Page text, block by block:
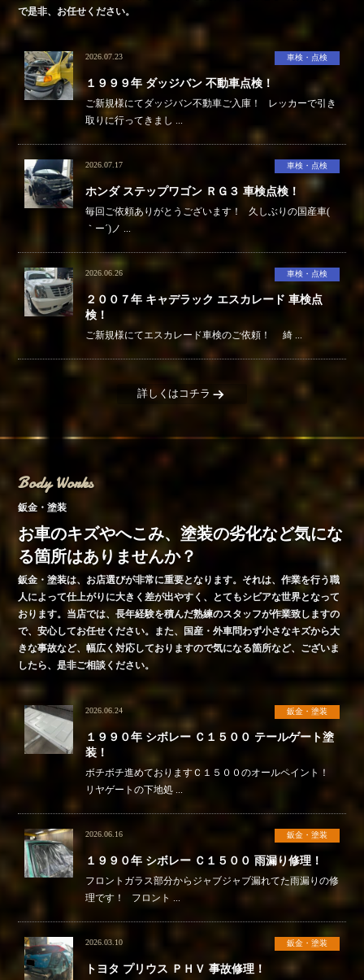
で是非、お任せください。
車検・点検
2026.07.23
１９９９年 ダッジバン 不動車点検！
ご新規様にてダッジバン不動車ご入庫！ レッカーで引き
取りに行ってきまし ...
車検・点検
2026.07.17
ホンダ ステップワゴン ＲＧ３ 車検点検！
毎回ご依頼ありがとうございます！ 久しぶりの国産車(
｀ー´)ノ ...
車検・点検
2026.06.26
２００７年 キャデラック エスカレード 車検点
検！
ご新規様にてエスカレード車検のご依頼！ 綺 ...
詳しくはコチラ
Body Works
鈑金・塗装
お車のキズやへこみ、塗装の劣化など気にな
る箇所はありませんか？
鈑金・塗装は、お店選びが非常に重要となります。それは、作業を行う職
人によって仕上がりに大きく差が出やすく、とてもシビアな世界となって
おります。当店では、長年経験を積んだ熟練のスタッフが作業致しますの
で、安心してお任せください。また、国産・外車問わず小さなキズから大
きな事故など、幅広く対応しておりますので気になる箇所など、ございま
したら、是非ご相談ください。
鈑金・塗装
2026.06.24
１９９０年 シボレー Ｃ１５００ テールゲート塗
装！
ボチボチ進めておりますＣ１５００のオールペイント！
リヤゲートの下地処 ...
鈑金・塗装
2026.06.16
１９９０年 シボレー Ｃ１５００ 雨漏り修理！
フロントガラス部分からジャブジャブ漏れてた雨漏りの修
理です！ フロント ...
鈑金・塗装
2026.03.10
トヨタ プリウス ＰＨＶ 事故修理！